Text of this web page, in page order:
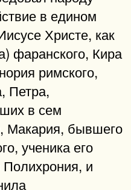
в едином
Христе, как
фаранского, Кира
римского,
Петра,
в сем
Макария, бывшего
ученика его
и